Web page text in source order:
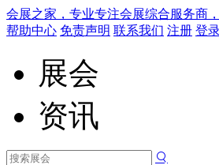
会展之家，专业专注会展综合服务商
帮助中心 免责声明 联系我们 注册 登
展会
资讯